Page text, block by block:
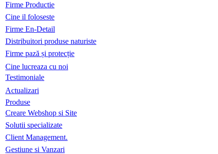
Firme Productie
Cine il foloseste
Firme En-Detail
Distribuitori produse naturiste
Firme pază și protecție
Cine lucreaza cu noi
Testimoniale
Actualizari
Produse
Creare Webshop si Site
Solutii specializate
Client Management.
Gestiune si Vanzari